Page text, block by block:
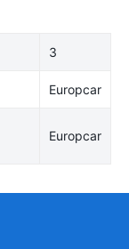
3
Europcar
Europcar